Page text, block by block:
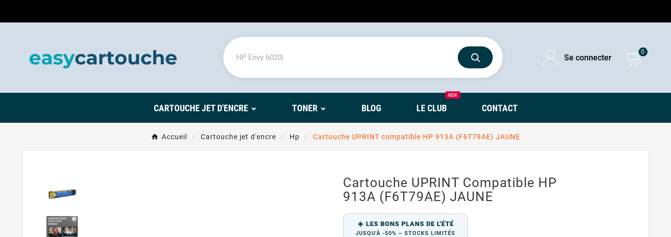
Se connecter
0
CARTOUCHE JET D'ENCRE TONER BLOG LE CLUB
NEW
CONTACT
Accueil Cartouche jet d'encre Hp Cartouche UPRINT compatible HP 913A (F6T79AE) JAUNE
Cartouche UPRINT Compatible HP
913A (F6T79AE) JAUNE
☀️ LES BONS PLANS DE L'ÉTÉ
JUSQU'À -50% – STOCKS LIMITÉS